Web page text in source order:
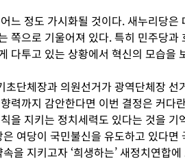
느 정도 가시화될 것이다. 새누리당
쪽으로 기울어져 있다. 특히 민주당과
다투고 있는 상황에서 혁신의 모습을
초단체장과 의원선거가 광역단체장 선
력까지 감안한다면 이번 결정은 커다
을 지키는 정치세력도 있다는 것을
여당이 국민불신을 유도하고 있다면
을 지키고자 ‘희생하는’ 새정치연합